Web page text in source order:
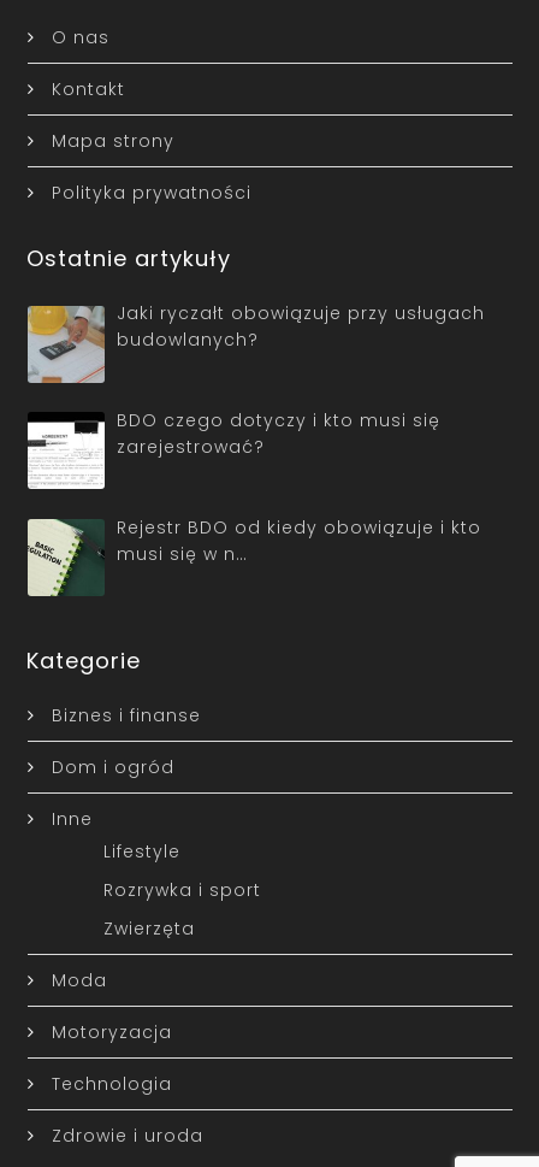
O nas
Kontakt
Mapa strony
Polityka prywatności
Ostatnie artykuły
Jaki ryczałt obowiązuje przy usługach
budowlanych?
BDO czego dotyczy i kto musi się
zarejestrować?
Rejestr BDO od kiedy obowiązuje i kto
musi się w n…
Kategorie
Biznes i finanse
Dom i ogród
Inne
Lifestyle
Rozrywka i sport
Zwierzęta
Moda
Motoryzacja
Technologia
Zdrowie i uroda